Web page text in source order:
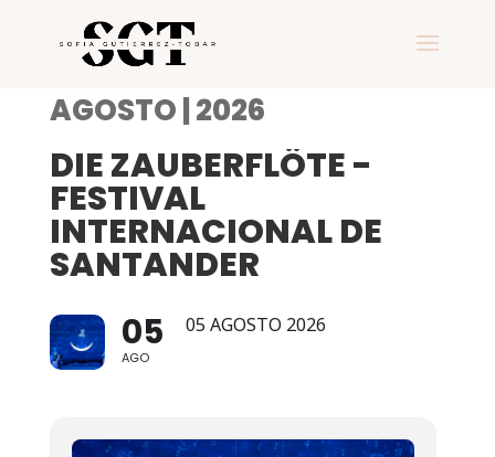
AGOSTO | 2026
DIE ZAUBERFLÖTE -
FESTIVAL
INTERNACIONAL DE
SANTANDER
05
AGO
05 AGOSTO 2026